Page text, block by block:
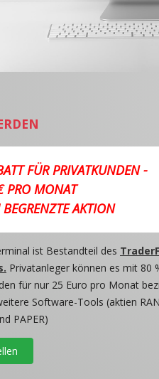
FÜR PRIVATKUNDEN -
PRO MONAT
AKTION
ist Bestandteil des
Privatanleger können es mit 80
für nur 25 Euro pro Monat
Software-Tools (aktien
PAPER)